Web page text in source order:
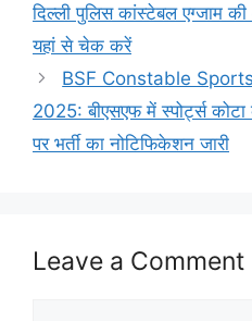
दिल्ली पुलिस कांस्टेबल एग्जाम
यहां से चेक करें
BSF Constable
2025: बीएसएफ में स्पोर्ट्स
पर भर्ती का नोटिफिकेशन जारी
Leave a Comment